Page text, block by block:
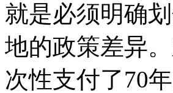
就是必须明确
地的政策差异
次性支付了70